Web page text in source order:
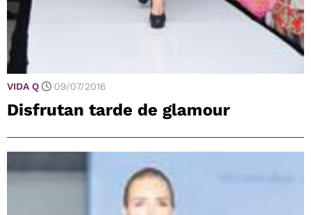
VIDA Q 09/07/2016
Disfrutan tarde de glamour